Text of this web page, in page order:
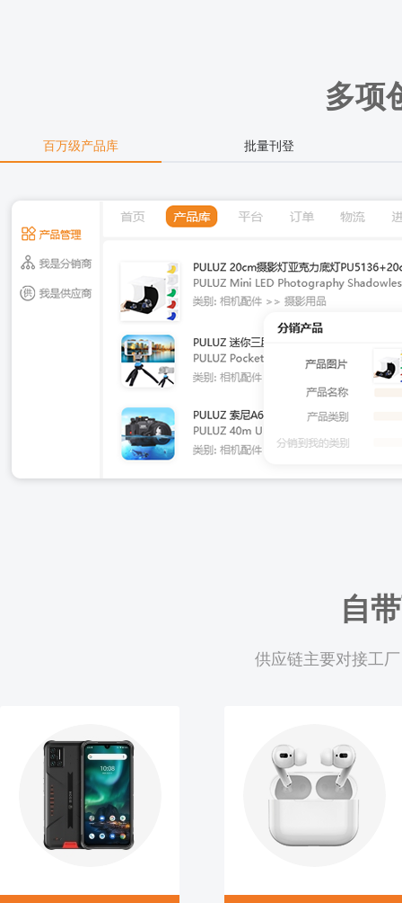
多项
百万级产品库 批量刊登
自
供应链主要对接工